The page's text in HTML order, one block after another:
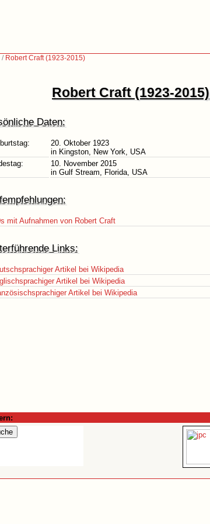
/ Robert Craft (1923-2015)
Robert Craft (1923-2015)
Daten:
20. Oktober 1923
in Kingston, New York, USA
10. November 2015
in Gulf Stream, Florida, USA
mit Aufnahmen von Robert Craft
Links:
Artikel bei Wikipedia
Artikel bei Wikipedia
Artikel bei Wikipedia